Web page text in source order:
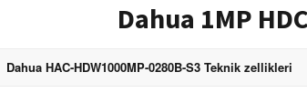
Dahua 1MP
Dahua HAC-HDW1000MP-0280B-S3 Teknik zellikleri